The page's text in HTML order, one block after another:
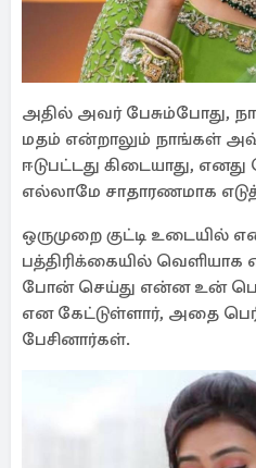
அதில் அவர் பேசும்போது,
மதம் என்றாலும் நாங்கள்
ஈடுபட்டது கிடையாது,
எல்லாமே சாதாரணமாக
ஒருமுறை குட்டி உடையில்
பத்திரிக்கையில் வெளியாக
போன் செய்து என்ன உன்
என கேட்டுள்ளார், அதை
பேசினார்கள்.